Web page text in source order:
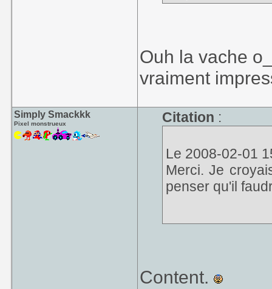
Ouh la vache
vraiment
Simply Smackkk
Pixel monstrueux Citation :
Le 2008-02-01
Merci. Je
penser qu'il
Content.